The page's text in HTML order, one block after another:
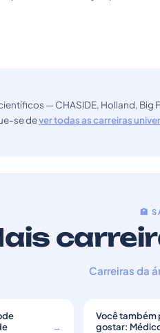
— CHASIDE, Holland, Big
se dever todas as carreiras
🏥
Carreiras da
→
Você também
gostar: